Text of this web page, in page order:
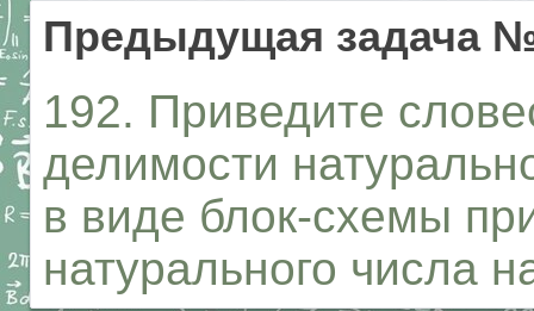
Предыдущая задача
192. Приведите
делимости
в виде блок-схемы
натурального числа